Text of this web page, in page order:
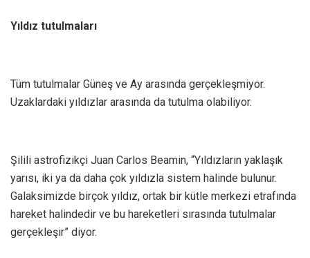
Yıldız tutulmaları
Tüm tutulmalar Güneş ve Ay arasında gerçekleşmiyor.
Uzaklardaki yıldızlar arasında da tutulma olabiliyor.
Şilili astrofizikçi Juan Carlos Beamin, “Yıldızların yaklaşık
yarısı, iki ya da daha çok yıldızla sistem halinde bulunur.
Galaksimizde birçok yıldız, ortak bir kütle merkezi etrafında
hareket halindedir ve bu hareketleri sırasında tutulmalar
gerçekleşir” diyor.